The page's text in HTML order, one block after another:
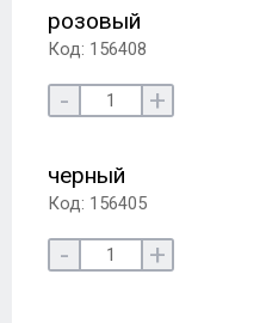
розовый
Код: 156408
- +
черный
Код: 156405
- +